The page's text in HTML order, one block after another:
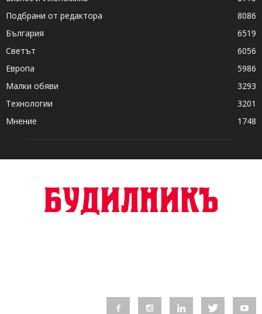
Подбрани от редактора
8086
България
6519
Светът
6056
Европа
5986
Малки обяви
3293
Технологии
3201
Мнение
1748